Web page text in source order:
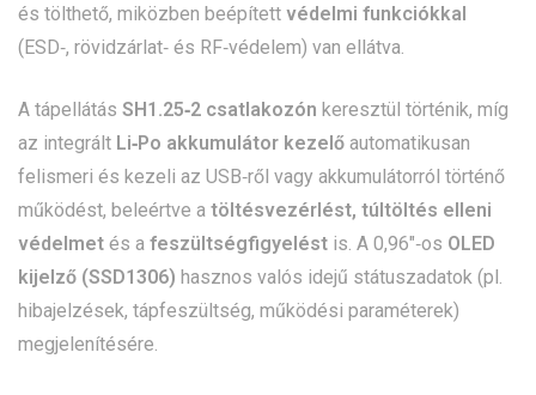
és tölthető, miközben beépített védelmi funkciókkal
(ESD‑, rövidzárlat‑ és RF‑védelem) van ellátva.
A tápellátás SH1.25‑2 csatlakozón keresztül történik, míg
az integrált Li‑Po akkumulátor kezelő automatikusan
felismeri és kezeli az USB‑ről vagy akkumulátorról történő
működést, beleértve a töltésvezérlést, túltöltés elleni
védelmet és a feszültségfigyelést is. A 0,96″‑os OLED
kijelző (SSD1306) hasznos valós idejű státuszadatok (pl.
hibajelzések, tápfeszültség, működési paraméterek)
megjelenítésére.